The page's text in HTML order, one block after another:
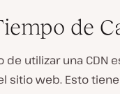
de
utilizar una CDN
sitio web. Esto